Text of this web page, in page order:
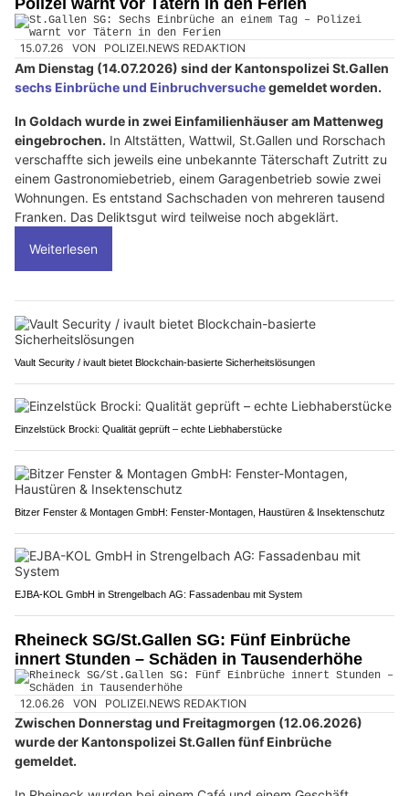
Polizei warnt vor Tätern in den Ferien
15.07.26 VON POLIZEI.NEWS REDAKTION
Am Dienstag (14.07.2026) sind der Kantonspolizei St.Gallen
sechs Einbrüche und Einbruchversuchegemeldet worden.
In Goldach wurde in zwei Einfamilienhäuser am Mattenweg
eingebrochen. In Altstätten, Wattwil, St.Gallen und Rorschach
verschaffte sich jeweils eine unbekannte Täterschaft Zutritt zu
einem Gastronomiebetrieb, einem Garagenbetrieb sowie zwei
Wohnungen. Es entstand Sachschaden von mehreren tausend
Franken. Das Deliktsgut wird teilweise noch abgeklärt.
Weiterlesen
Vault Security / ivault bietet Blockchain-basierte Sicherheitslösungen
Einzelstück Brocki: Qualität geprüft – echte Liebhaberstücke
Bitzer Fenster & Montagen GmbH: Fenster-Montagen, Haustüren & Insektenschutz
EJBA-KOL GmbH in Strengelbach AG: Fassadenbau mit System
Rheineck SG/St.Gallen SG: Fünf Einbrüche
innert Stunden – Schäden in Tausenderhöhe
12.06.26 VON POLIZEI.NEWS REDAKTION
Zwischen Donnerstag und Freitagmorgen (12.06.2026)
wurde der Kantonspolizei St.Gallen fünf Einbrüche
gemeldet.